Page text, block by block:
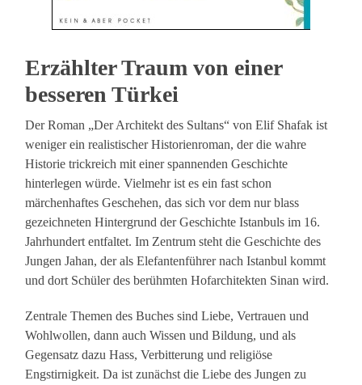
Erzählter Traum von einer
besseren Türkei
Der Roman „Der Architekt des Sultans“ von Elif Shafak ist
weniger ein realistischer Historienroman, der die wahre
Historie trickreich mit einer spannenden Geschichte
hinterlegen würde. Vielmehr ist es ein fast schon
märchenhaftes Geschehen, das sich vor dem nur blass
gezeichneten Hintergrund der Geschichte Istanbuls im 16.
Jahrhundert entfaltet. Im Zentrum steht die Geschichte des
Jungen Jahan, der als Elefantenführer nach Istanbul kommt
und dort Schüler des berühmten Hofarchitekten Sinan wird.
Zentrale Themen des Buches sind Liebe, Vertrauen und
Wohlwollen, dann auch Wissen und Bildung, und als
Gegensatz dazu Hass, Verbitterung und religiöse
Engstirnigkeit. Da ist zunächst die Liebe des Jungen zu